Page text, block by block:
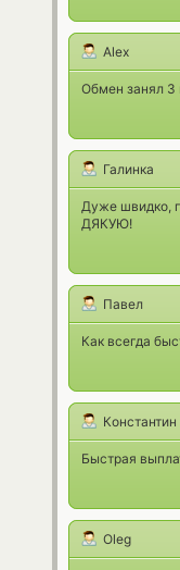
Alex
Обмен занял 3
Галинка
Дуже швидко,
ДЯКУЮ!
Павел
Как всегда
Константин
Быстрая
Oleg